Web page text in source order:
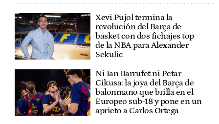
Xevi Pujol termina la
revolución del Barça de
basket con dos fichajes top
de la NBA para Alexander
Sekulic
Ni Ian Barrufet ni Petar
Cikusa: la joya del Barça de
balonmano que brilla en el
Europeo sub-18 y pone en un
aprieto a Carlos Ortega